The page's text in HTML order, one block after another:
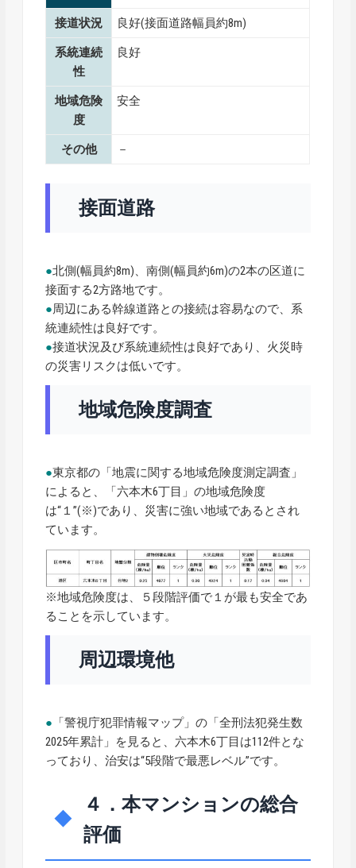
接道状況 良好(接面道路幅員約8m)
系統連続
性
良好
地域危険
度
安全
その他 －
接面道路
●北側(幅員約8m)、南側(幅員約6m)の2本の区道に
接面する2方路地です。
●周辺にある幹線道路との接続は容易なので、系
統連続性は良好です。
●接道状況及び系統連続性は良好であり、火災時
の災害リスクは低いです。
地域危険度調査
●東京都の「地震に関する地域危険度測定調査」
によると、「六本木6丁目」の地域危険度
は“１”(※)であり、災害に強い地域であるとされ
ています。
※地域危険度は、５段階評価で１が最も安全であ
ることを示しています。
周辺環境他
● 「警視庁犯罪情報マップ」の「全刑法犯発生数
2025年累計」を見ると、六本木6丁目は112件とな
っており、治安は“5段階で最悪レベル”です。
４．本マンションの総合
評価